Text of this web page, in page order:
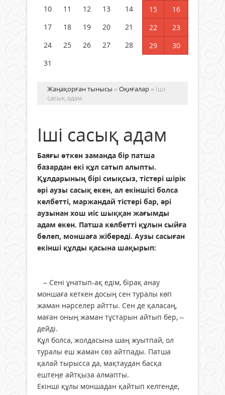
10
11 12 13 14 15
16
17
18 19 20 21 22
23
24
25 26 27 28 29
30
31
Жаңақорған тынысы »Оқиғалар » Іші
сасық адам
Іші сасық адам
Баяғы өткен заманда бір патша
базардан екі құл сатып алыпты.
Құлдарының бірі сиықсыз, тістері шірік
әрі аузы сасық екен, ал екіншісі болса
келбетті, маржандай тістері бар, әрі
аузынан хош иіс шыққан жағымды
адам екен. Патша келбетті құлын сыйға
бөлеп, моншаға жібереді. Аузы сасыған
екінші құлды қасына шақырып:
– Сені ұнатып-ақ едім, бірақ анау
моншаға кеткен досың сен туралы көп
жаман нәрселер айтты. Сен де қаласаң,
маған оның жаман тұстарын айтып бер, –
дейді.
Құл болса, жолдасына шаң жуытпай, ол
туралы еш жаман сөз айтпады. Патша
қалай тырысса да, мақтаудан басқа
ештеңе айтқыза алмапты.
Екінші құлы моншадан қайтып келгенде,